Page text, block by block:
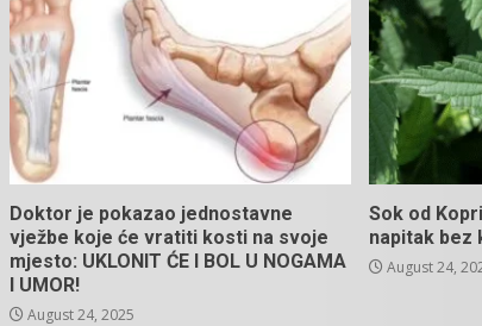
Doktor je pokazao jednostavne
vježbe koje će vratiti kosti na svoje
mjesto: UKLONIT ĆE I BOL U NOGAMA
I UMOR!
August 24, 2025
Sok od
napitak bez
August 24,